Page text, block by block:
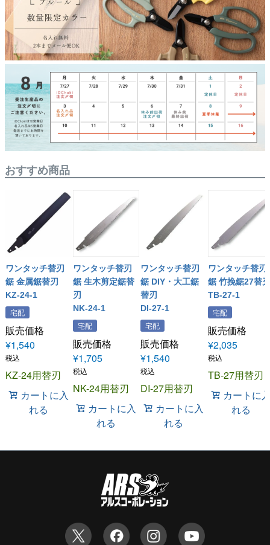
おすすめ商品
ワンタッチ替刃
鋸 金属鋸替刃
KZ-24-1
宅配
販売価格
¥1,540
税込
KZ-24用替刃
カートに入
れる
ワンタッチ替刃
鋸 生木剪定鋸替
刃
NK-24-1
宅配
販売価格
¥1,705
税込
NK-24用替刃
カートに入
れる
ワンタッチ替刃
鋸 DIY・大工鋸
替刃
DI-27-1
宅配
販売価格
¥1,540
税込
DI-27用替刃
カートに入
れる
ワンタッチ替刃
鋸 竹挽鋸27替刃
TB-27-1
宅配
販売価格
¥2,035
税込
TB-27用替刃
カートに
れる